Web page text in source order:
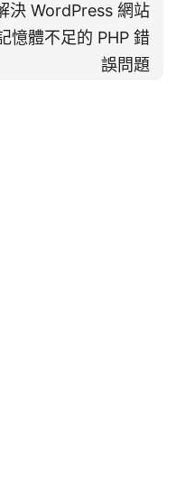
決 WordPress 網站
憶體不足的 PHP 錯
誤問題